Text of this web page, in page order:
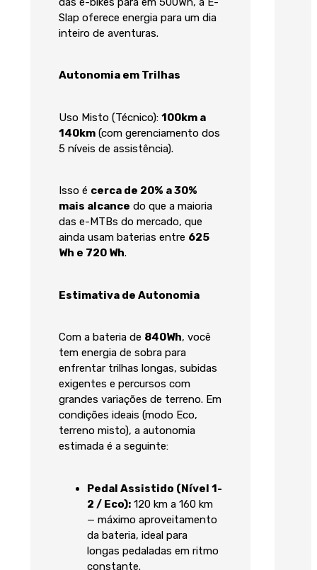
Slap oferece energia para um dia
inteiro de aventuras.
Autonomia em Trilhas
Uso Misto (Técnico): 100km a
140km(com gerenciamento dos
5 níveis de assistência).
Isso é cerca de 20% a 30%
mais alcance do que a maioria
das e-MTBs do mercado, que
ainda usam baterias entre 625
Wh e 720 Wh.
Estimativa de Autonomia
Com a bateria de 840Wh, você
tem energia de sobra para
enfrentar trilhas longas, subidas
exigentes e percursos com
grandes variações de terreno. Em
condições ideais (modo Eco,
terreno misto), a autonomia
estimada é a seguinte:
Pedal Assistido (Nível 1-
2 / Eco):120 km a 160 km
— máximo aproveitamento
da bateria, ideal para
longas pedaladas em ritmo
constante.